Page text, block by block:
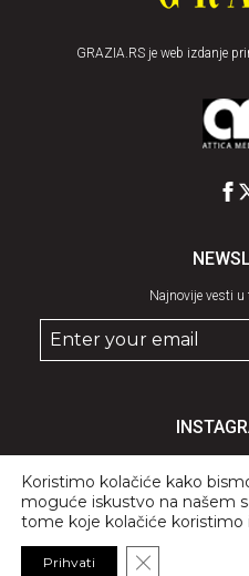
GRAZIA.RS je web izdanje
Najnovije vesti
Koristimo kolačiće kako
moguće iskustvo na našem
tome koje kolačiće koristimo
Prihvati Close GDPR